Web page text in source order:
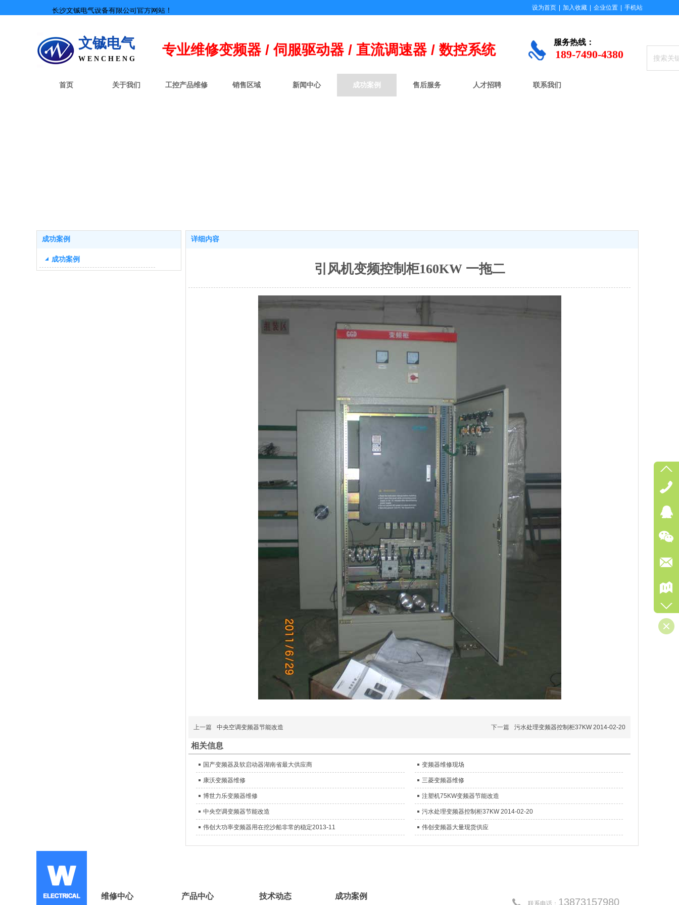
服务热线：
189-7490-4380
专业维修变频器 / 伺服驱动器 / 直流调速器 / 数控系统
长沙文铖电气设备有限公司官方网站！
文铖电气
W E N C H E N G
首页 关于我们 工控产品维修 销售区域 新闻中心 成功案例 售后服务 人才招聘 联系我们
设为首页 加入收藏 企业位置 手机站
成功案例
成功案例
详细内容
引风机变频控制柜160KW 一拖二
上一篇 中央空调变频器节能改造 下一篇 污水处理变频器控制柜37KW 2014-02-20
相关信息
国产变频器及软启动器湖南省最大供应商 变频器维修现场
康沃变频器维修 三菱变频器维修
博世力乐变频器维修 注塑机75KW变频器节能改造
中央空调变频器节能改造 污水处理变频器控制柜37KW 2014-02-20
伟创大功率变频器用在挖沙船非常的稳定2013-11 伟创变频器大量现货供应
维修中心 产品中心
联系电话： 13873157980
技术动态 成功案例